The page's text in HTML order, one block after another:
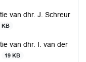
van dhr. J. Schreur
KB
van dhr. I. van der
19 KB